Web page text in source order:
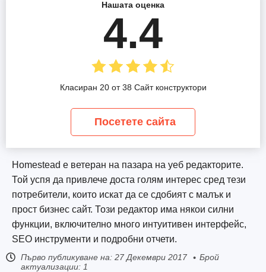
Homestead е ветеран на пазара на уеб редакторите.
Той успя да привлече доста голям интерес сред тези
потребители, които искат да се сдобият с малък и
прост бизнес сайт. Този редактор има някои силни
функции, включително много интуитивен интерфейс,
SEO инструменти и подробни отчети.
Първо публикуване на: 27 Декември 2017
Брой
актуализации: 1
Нашата оценка
4.4
Класиран 20 от 38 Cайт конструктори
Посетете сайта